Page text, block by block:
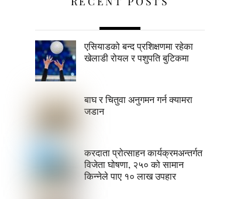
एसियाडको बन्द प्रशिक्षणमा रहेका
खेलाडी रोयल र पशुपति बुटिकमा
बाघ र चितुवा अनुगमन गर्न क्यामरा
जडान
करदाता प्रोत्साहन कार्यक्रमअन्तर्गत
विजेता घोषणा, २५० को सामान
किन्नेले पाए १० लाख उपहार